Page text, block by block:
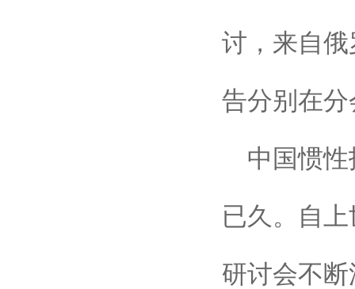
讨，来自
告分别在
中国惯
已久。自
研讨会不